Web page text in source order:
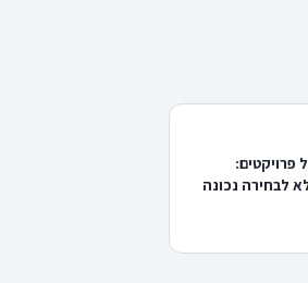
פרויקטים:
לבחירה נכונה